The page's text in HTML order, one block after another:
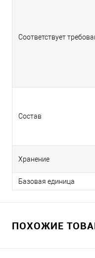
Соответствует
Состав
Хранение
Базовая единица
ПОХОЖИЕ